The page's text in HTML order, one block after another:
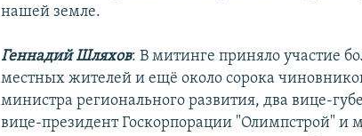
нашей земле.
Геннадий Шляхов: В митинге приняло участие
местных жителей и ещё около сорока
министра регионального развития, два вице-
вице-президент Госкорпорации "Олимпстрой" и